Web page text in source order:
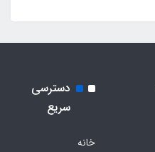
دسترسی
سریع
خانه